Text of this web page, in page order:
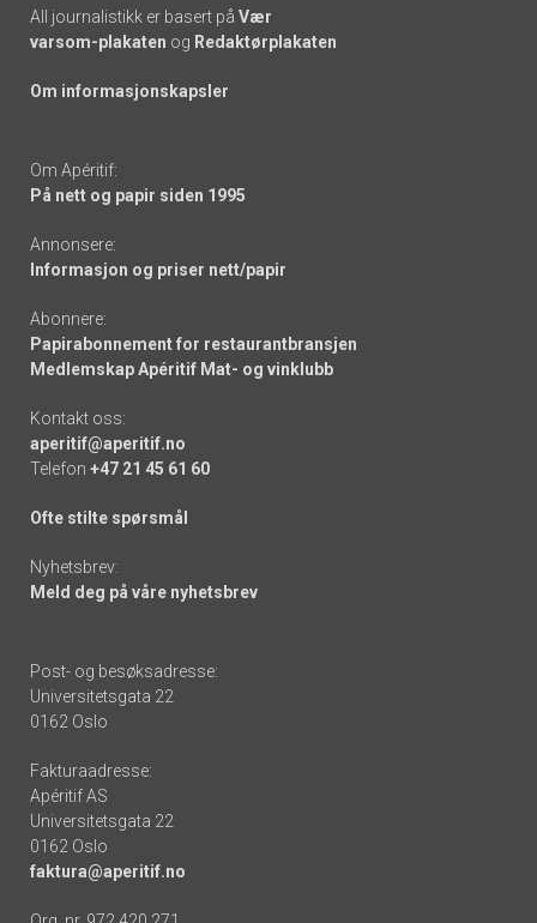
All journalistikk er basert på Vær
varsom-plakaten og Redaktørplakaten
Om informasjonskapsler
Om Apéritif:
På nett og papir siden 1995
Annonsere:
Informasjon og priser nett/papir
Abonnere:
Papirabonnement for restaurantbransjen
Medlemskap Apéritif Mat- og vinklubb
Kontakt oss:
aperitif@aperitif.no
Telefon +47 21 45 61 60
Ofte stilte spørsmål
Nyhetsbrev:
Meld deg på våre nyhetsbrev
Post- og besøksadresse:
Universitetsgata 22
0162 Oslo
Fakturaadresse:
Apéritif AS
Universitetsgata 22
0162 Oslo
faktura@aperitif.no